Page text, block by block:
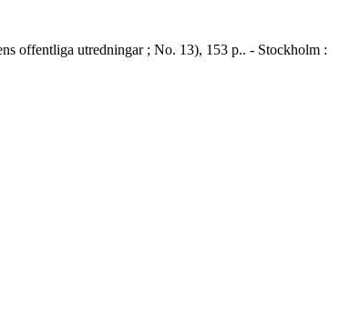
offentliga utredningar ; No. 13), 153 p.. - Stockholm :